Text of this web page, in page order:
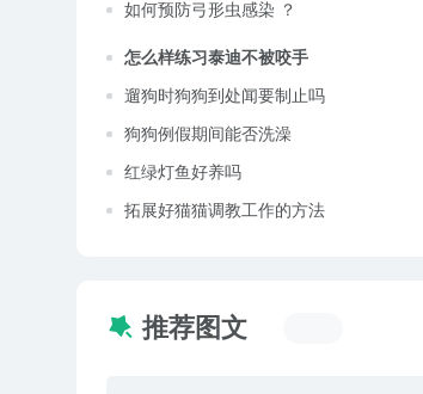
如何预防弓形虫感染 ？
怎么样练习泰迪不被咬手
遛狗时狗狗到处闻要制止吗
狗狗例假期间能否洗澡
红绿灯鱼好养吗
拓展好猫猫调教工作的方法
推荐图文